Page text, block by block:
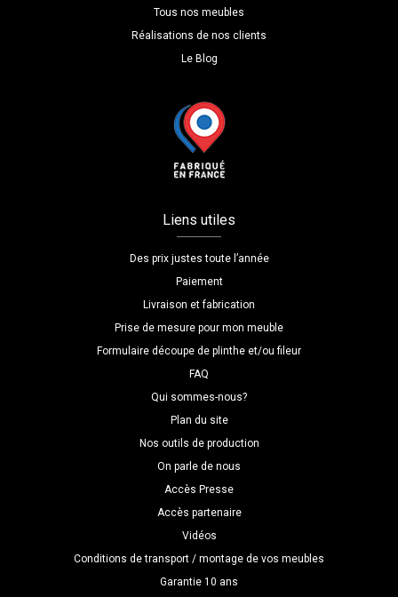
Tous nos meubles
Réalisations de nos clients
Le Blog
Liens utiles
Des prix justes toute l’année
Paiement
Livraison et fabrication
Prise de mesure pour mon meuble
Formulaire découpe de plinthe et/ou fileur
FAQ
Qui sommes-nous?
Plan du site
Nos outils de production
On parle de nous
Accès Presse
Accès partenaire
Vidéos
Conditions de transport / montage de vos meubles
Garantie 10 ans